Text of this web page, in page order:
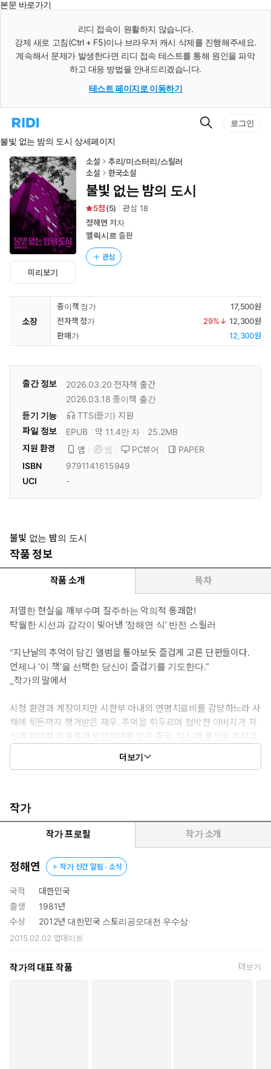
본문 바로가기
리디 접속이 원활하지 않습니다.
강제 새로 고침(Ctrl + F5)이나 브라우저 캐시 삭제를 진행해주세요.
계속해서 문제가 발생한다면 리디 접속 테스트를 통해 원인을 파악
하고 대응 방법을 안내드리겠습니다.
테스트 페이지로 이동하기
리
홈
로
이
동
검
로그인
불빛 없는 밤의 도시 상세페이지
미리보기
소설
추리/미스터리/스릴러
소설
한국소설
불빛 없는 밤의 도시
5 (5) 관심 18
정해연 저자
엘릭시르 출판
관심
소장
종이책 정가
17,500원
전자책 정가
29%↓ 12,300원
판매가
12,300원
출간 정보 2026.03.20 전자책 출간
2026.03.18 종이책 출간
듣기 기능
TTS(듣기) 지원
파일 정보
EPUB 약 11.4만 자
25.2MB
지원 환경
앱 웹 PC뷰어
PAPER
ISBN
9791141615949
UCI
-
불빛 없는 밤의 도시
작품 정보
작품 소개 목차
저열한 현실을 깨부수며 질주하는 악의적 통쾌함!
탁월한 시선과 감각이 빚어낸 ‘정해연 식’ 반전 스릴러
“지난날의 추억이 담긴 앨범을 톺아보듯 즐겁게 고른 단편들이다.
언제나 ‘이 책’을 선택한 당신이 즐겁기를 기도한다.”
_작가의 말에서
시청 환경과 계장이지만 시한부 아내의 연명치료비를 감당하느라 사
채에 뒷돈까지 챙겨받은 재우. 주먹을 휘두르며 협박한 아버지가 자
살에 이르자 우울증과 불안장애를 얻은 종국. 임신과 출산을 거치고
도 여전히 아름다워야만 하는 쇼닥터, 수정. 반복된 선택의 실패 끝
에 인생이 벼랑 끝에 몰린 남자, 준구.
먼트 스릴러 걸작선!
“그래, 분명 그때였다.
인생을 송두리째 바꿔버릴 수도 있었던 갈림길에서 잘못된 선택을
했던 것이.”
경악의 반전 스릴러 『홍학의 자리』, 보기 드문 특수 설정 스릴러
『못 먹는 남자』, 액션, 범죄, 블랙 유머가 완벽한 삼중주를 이루는
『2인조』에 더해 드라마화된 『유괴의 날』을 포함한 ‘날 시리즈’
등으로 출간하는 작품마다 독자와 평단의 주목을 받는 정해연 작가
의 강렬한 신작. 『불빛 없는 밤의 도시』는 엘릭시르에서 출간하는
저하지 않는 전개, 예상치 못한 곳에서 치고 들어오는 반전을 품고
더보기
작가
작가 프로필 작가 소개
정해연 작가 신간 알림 · 소식
국적
대한민국
출생
1981년
수상
2012년 대한민국 스토리공모대전 우수상
2015.02.02 업데이트
작가의 대표 작품 더보기